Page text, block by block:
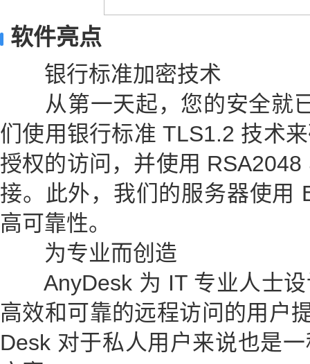
软件亮点
银行标准加密技术
从第一天起，您的安全就
们使用银行标准 TLS1.2 技术
授权的访问，并使用
接。此外，我们的服务器使用
高可靠性。
为专业而创造
AnyDesk 为 IT 专业人士设
高效和可靠的远程访问的用户
Desk 对于私人用户来说也是